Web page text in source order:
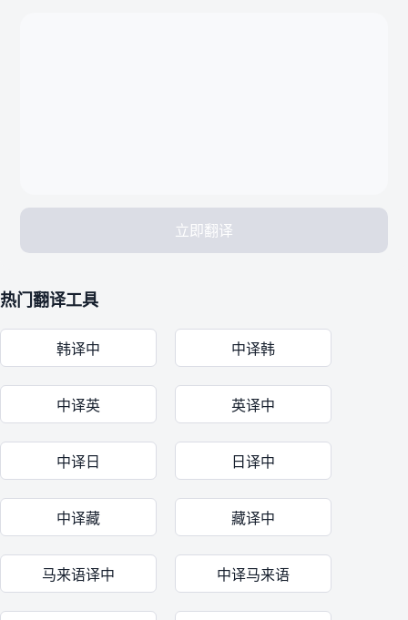
立即翻译
热门翻译工具
韩译中 中译韩
中译英 英译中
中译日 日译中
中译藏 藏译中
马来语译中 中译马来语